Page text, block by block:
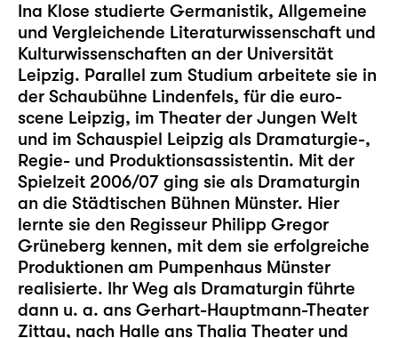
Ina Klose studierte Germanistik, Allgemeine
und Vergleichende Literaturwissenschaft und
Kulturwissenschaften an der Universität
Leipzig. Parallel zum Studium arbeitete sie in
der Schaubühne Lindenfels, für die euro-
scene Leipzig, im Theater der Jungen Welt
und im Schauspiel Leipzig als Dramaturgie-,
Regie- und Produktionsassistentin. Mit der
Spielzeit 2006/07 ging sie als Dramaturgin
an die Städtischen Bühnen Münster. Hier
lernte sie den Regisseur Philipp Gregor
Grüneberg kennen, mit dem sie erfolgreiche
Produktionen am Pumpenhaus Münster
realisierte. Ihr Weg als Dramaturgin führte
dann u. a. ans Gerhart-Hauptmann-Theater
Zittau, nach Halle ans Thalia Theater und